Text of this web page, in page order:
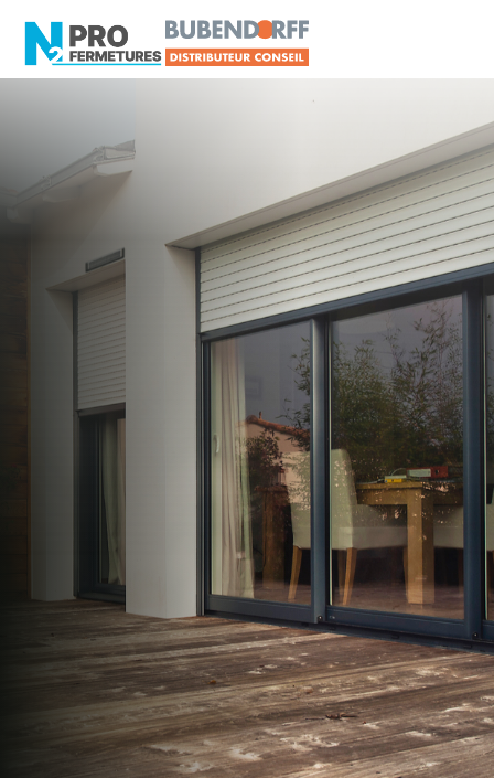
LOIRE-ATLANTIQUE -
Volet roulant
La Bernerie-en-Retz
Artisan, Menuisier, TPE ou PME proche de La
Bernerie-en-Retz ?
N2PRO Fermetures est votre référent Volet
roulant officiel pour vous apporter : Tarifs directs
usines sans minimum d'achat - Assistance
technique chantier et service réactif avec
07 83 35 69 17
MON DEVIS MOTEUR
Voir tous nos produits